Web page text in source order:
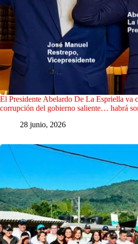
El Presidente Abelardo De La Espriella va
corrupción del gobierno saliente… habrá
28 junio, 2026